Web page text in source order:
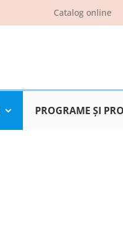
Catalog online
PROGRAME ŞI